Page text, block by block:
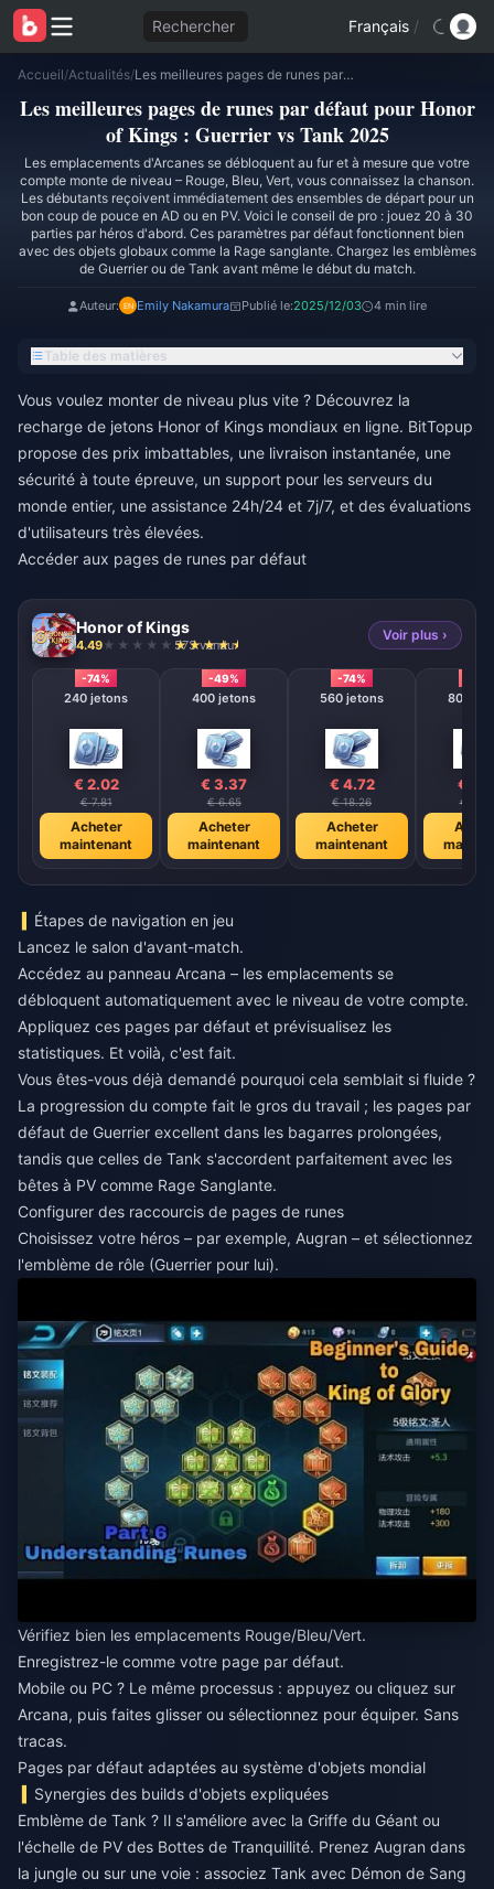
Rechercher Français /
Accueil/Actualités/ Les meilleures pages de runes par défaut pour Honor of Kings : Guerrier vs Tank 2025
Les meilleures pages de runes par défaut pour Honor
of Kings : Guerrier vs Tank 2025
Les emplacements d'Arcanes se débloquent au fur et à mesure que votre
compte monte de niveau – Rouge, Bleu, Vert, vous connaissez la chanson.
Les débutants reçoivent immédiatement des ensembles de départ pour un
bon coup de pouce en AD ou en PV. Voici le conseil de pro : jouez 20 à 30
parties par héros d'abord. Ces paramètres par défaut fonctionnent bien
avec des objets globaux comme la Rage sanglante. Chargez les emblèmes
de Guerrier ou de Tank avant même le début du match.
Auteur: Emily Nakamura Publié le:2025/12/03 4 min lire
Table des matières
Vous voulez monter de niveau plus vite ? Découvrez la
recharge de jetons Honor of Kings mondiaux en ligne. BitTopup
propose des prix imbattables, une livraison instantanée, une
sécurité à toute épreuve, un support pour les serveurs du
monde entier, une assistance 24h/24 et 7j/7, et des évaluations
d'utilisateurs très élevées.
Accéder aux pages de runes par défaut
Honor of Kings
4.49 573 vendu
Voir plus ›
-74%
240 jetons
€ 2.02
€ 7.81
Acheter
maintenant
-49%
400 jetons
€ 3.37
€ 6.65
Acheter
maintenant
-74%
560 jetons
€ 4.72
€ 18.26
Acheter
maintenant
800
€
€
Étapes de navigation en jeu
Lancez le salon d'avant-match.
Accédez au panneau Arcana – les emplacements se
débloquent automatiquement avec le niveau de votre compte.
Appliquez ces pages par défaut et prévisualisez les
statistiques. Et voilà, c'est fait.
Vous êtes-vous déjà demandé pourquoi cela semblait si fluide ?
La progression du compte fait le gros du travail ; les pages par
défaut de Guerrier excellent dans les bagarres prolongées,
tandis que celles de Tank s'accordent parfaitement avec les
bêtes à PV comme Rage Sanglante.
Configurer des raccourcis de pages de runes
Choisissez votre héros – par exemple, Augran – et sélectionnez
l'emblème de rôle (Guerrier pour lui).
Vérifiez bien les emplacements Rouge/Bleu/Vert.
Enregistrez-le comme votre page par défaut.
Mobile ou PC ? Le même processus : appuyez ou cliquez sur
Arcana, puis faites glisser ou sélectionnez pour équiper. Sans
tracas.
Pages par défaut adaptées au système d'objets mondial
Synergies des builds d'objets expliquées
Emblème de Tank ? Il s'améliore avec la Griffe du Géant ou
l'échelle de PV des Bottes de Tranquillité. Prenez Augran dans
la jungle ou sur une voie : associez Tank avec Démon de Sang